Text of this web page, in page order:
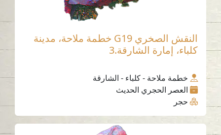
النقش الصخري G19 خطمة ملاحة، مدينة
كلباء، إمارة الشارقة.3
خطمة ملاحة - كلباء - الشارقة
العصر الحجري الحديث
حجر